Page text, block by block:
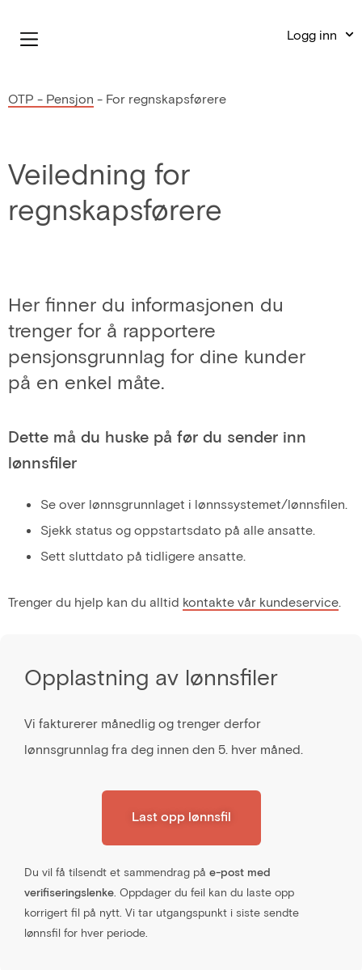
Logg inn
OTP - Pensjon - For regnskapsførere
Veiledning for
regnskapsførere
Her finner du informasjonen du
trenger for å rapportere
pensjonsgrunnlag for dine kunder
på en enkel måte.
Dette må du huske på før du sender inn
lønnsfiler
Se over lønnsgrunnlaget i lønnssystemet/lønnsfilen.
Sjekk status og oppstartsdato på alle ansatte.
Sett sluttdato på tidligere ansatte.
Trenger du hjelp kan du alltid kontakte vår kundeservice
Opplastning av lønnsfiler
Vi fakturerer månedlig og trenger derfor
lønnsgrunnlag fra deg innen den 5. hver måned.
Last opp lønnsfil
Du vil få tilsendt et sammendrag på e-post med
verifiseringslenke . Oppdager du feil kan du laste opp
korrigert fil på nytt. Vi tar utgangspunkt i siste sendte
lønnsfil for hver periode.